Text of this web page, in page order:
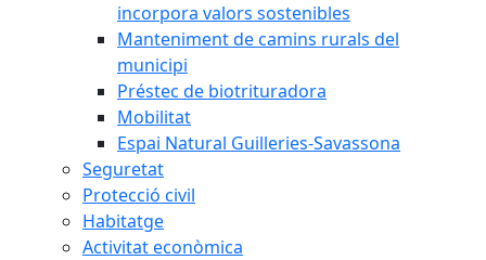
incorpora valors sostenibles
Manteniment de camins rurals del
municipi
Préstec de biotrituradora
Mobilitat
Espai Natural Guilleries-Savassona
Seguretat
Protecció civil
Habitatge
Activitat econòmica